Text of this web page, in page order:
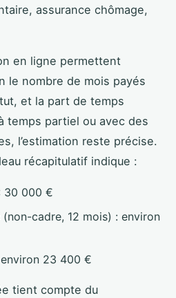
assurance chômage,
en ligne permettent
le nombre de mois payés
et la part de temps
temps partiel ou avec des
l’estimation reste précise.
récapitulatif indique :
30 000 €
cadre, 12 mois) : environ
23 400 €
tient compte du